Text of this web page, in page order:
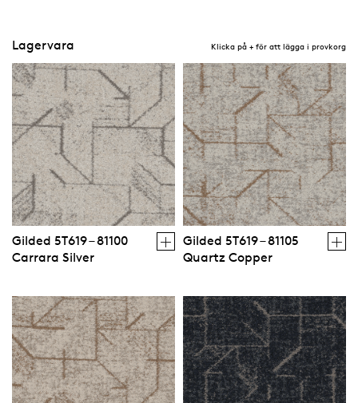
Lagervara Klicka på + för att lägga i provkorg
Gilded 5T619 – 81100
Carrara Silver
Gilded 5T619 – 81105
Quartz Copper